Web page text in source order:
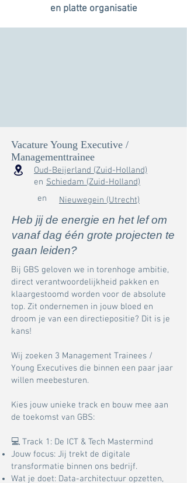
en platte organisatie
Vacature Young Executive /
Managementtrainee
Oud-Beijerland (Zuid-Holland)
en Schiedam (Zuid-Holland)
en
Nieuwegein (Utrecht)
Heb jij de energie en het lef om
vanaf dag één grote projecten te
gaan leiden?
Bij GBS geloven we in torenhoge ambitie,
direct verantwoordelijkheid pakken en
klaargestoomd worden voor de absolute
top. Zit ondernemen in jouw bloed en
droom je van een directiepositie? Dit is je
kans!
Wij zoeken 3 Management Trainees /
Young Executives die binnen een paar jaar
willen meebesturen.
Kies jouw unieke track en bouw mee aan
de toekomst van GBS:
💻 Track 1: De ICT & Tech Mastermind
Jouw focus: Jij trekt de digitale
transformatie binnen ons bedrijf.
Wat je doet: Data-architectuur opzetten,